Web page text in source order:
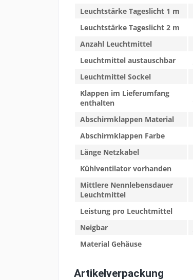
Leuchtstärke Tageslicht 1 m
Leuchtstärke Tageslicht 2 m
Anzahl Leuchtmittel
Leuchtmittel austauschbar
Leuchtmittel Sockel
Klappen im Lieferumfang
enthalten
Abschirmklappen Material
Abschirmklappen Farbe
Länge Netzkabel
Kühlventilator vorhanden
Mittlere Nennlebensdauer
Leuchtmittel
Leistung pro Leuchtmittel
Neigbar
Material Gehäuse
Artikelverpackung